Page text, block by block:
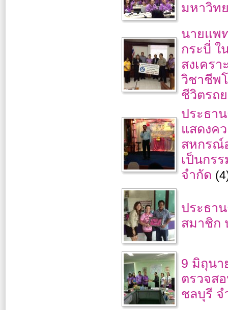
มหาวิท
นายแพ
กระบี่ ใ
สงเคร
วิชาชีพ
ชีวิตรถ
ประธา
แสดงค
สหกรณ์
เป็นกร
จำกัด
ประธา
สมาชิก
9 มิถุนา
ตรวจส
ชลบุรี จ